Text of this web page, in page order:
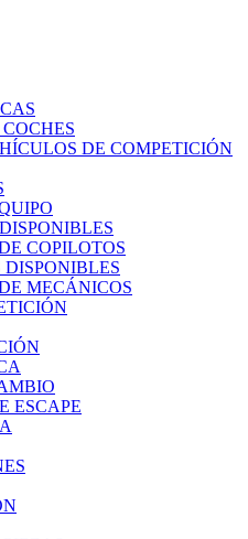
DE COMPETICIÓN
COPILOTOS
MECÁNICOS
ESCAPE